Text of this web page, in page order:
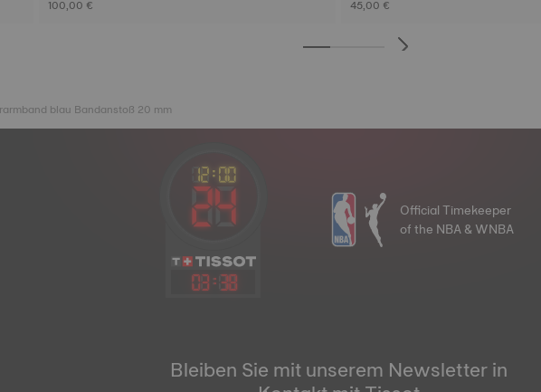
100,00 €
45,00 €
blau Bandanstoß 20 mm
03: 38
Official Timekeeper
of the NBA & WNBA
Bleiben Sie mit unserem Newsletter in